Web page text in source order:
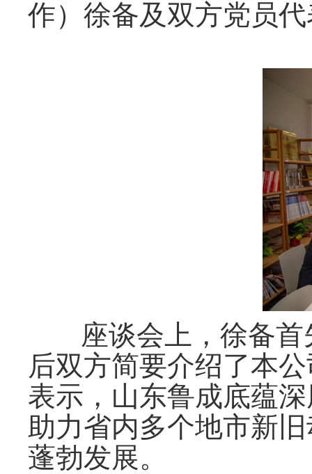
作）徐备及双方党员
座谈会上，徐备首
后双方简要介绍了本
表示，山东鲁成底蕴
助力省内多个地市新
蓬勃发展。